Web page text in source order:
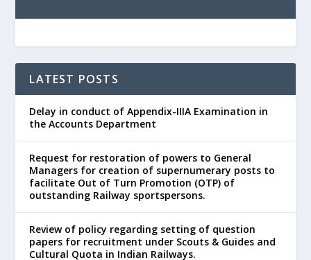
LATEST POSTS
Delay in conduct of Appendix-IIIA Examination in
the Accounts Department
Request for restoration of powers to General
Managers for creation of supernumerary posts to
facilitate Out of Turn Promotion (OTP) of
outstanding Railway sportspersons.
Review of policy regarding setting of question
papers for recruitment under Scouts & Guides and
Cultural Quota in Indian Railways.